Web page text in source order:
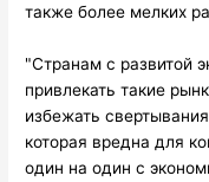
также более мелких
"Странам с развитой
привлекать такие
избежать
которая вредна для
один на один с